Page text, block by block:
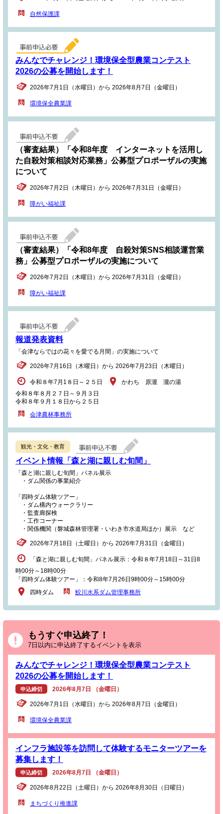
自然保護課
みんなでチャレンジ！環境保全型農業コンテスト
2026の公募を開始します！
2026年7月1日（水曜日）から 2026年8月7日（金曜日）
環境保全農業課
（審査結果）「令和8年度 インターネットを活用し
た自殺対策相談対応業務」公募型プロポーザルの実施
について
2026年7月2日（木曜日）から 2026年7月31日（金曜日）
障がい福祉課
（審査結果）「令和8年度 自殺対策SNS相談運営業
務」公募型プロポーザルの実施について
2026年7月2日（木曜日）から 2026年7月31日（金曜日）
障がい福祉課
報道発表資料
「会津ならではの花々を愛でる月間」の実施について
2026年7月16日（木曜日）から 2026年7月23日（木曜日）
令和８年7月1８日～２５日
令和８年８月２７日～９月３日
令和８年９月１８日から２５日
かわち 原瀧 瀧の湯
会津農林事務所
観光・文化・教育
イベント情報「森と湖に親しむ旬間」
「森と湖に親しむ旬間」パネル展示
・ダム関係の事業紹介
「四時ダム体験ツアー」
・ダム構内ウォークラリー
・監査廊探検
・工作コーナー
・関係機関（磐城森林管理署・いわき市水道局ほか）展示 など
2026年7月18日（土曜日）から 2026年7月31日（金曜日）
「森と湖に親しむ旬間」パネル展示：令和８年7月18日～31日8
時00分～18時00分
「四時ダム体験ツアー」：令和8年7月26日9時00分～15時00分
四時ダム
鮫川水系ダム管理事務所
もうすぐ申込終了！
7日以内に申込終了するイベントを表示
みんなでチャレンジ！環境保全型農業コンテスト
2026の公募を開始します！
申込締切 2026年8月7日 （金曜日）
2026年7月1日（水曜日）から 2026年8月7日（金曜日）
環境保全農業課
インフラ施設等を訪問して体験するモニターツアーを
募集します！
申込締切 2026年8月7日 （金曜日）
2026年8月22日（土曜日）から 2026年8月30日（日曜日）
まちづくり推進課